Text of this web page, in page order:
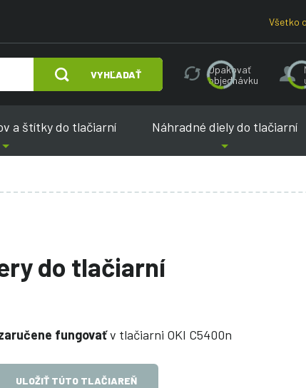
Všetko
VYHĽADAŤ
Opakovať
objednávku
a štítky do tlačiarní Náhradné diely do tlačiarní
do tlačiarní
fungovaťv tlačiarni OKI C5400n
ULOŽIŤ TÚTO TLAČIAREŇ